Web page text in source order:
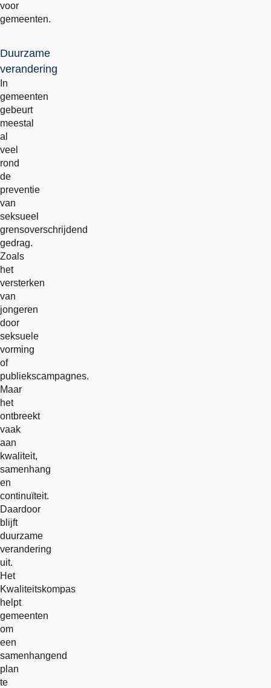
voor
gemeenten.
Duurzame
verandering
In
gemeenten
gebeurt
meestal
al
veel
rond
de
preventie
van
seksueel
grensoverschrijdend
gedrag.
Zoals
het
versterken
van
jongeren
door
seksuele
vorming
of
publiekscampagnes.
Maar
het
ontbreekt
vaak
aan
kwaliteit,
samenhang
en
continuïteit.
Daardoor
blijft
duurzame
verandering
uit.
Het
Kwaliteitskompas
helpt
gemeenten
om
een
samenhangend
plan
te